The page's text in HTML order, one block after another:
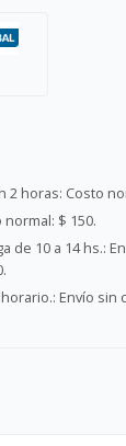
2 horas: Costo
normal: $ 150.
de 10 a 14 hs.:
Envío sin